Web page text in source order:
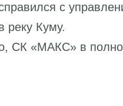
с
реку Куму.
СК «МАКС» в